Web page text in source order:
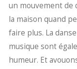
un mouvement de
la maison quand
faire plus. La
musique sont
humeur. Et